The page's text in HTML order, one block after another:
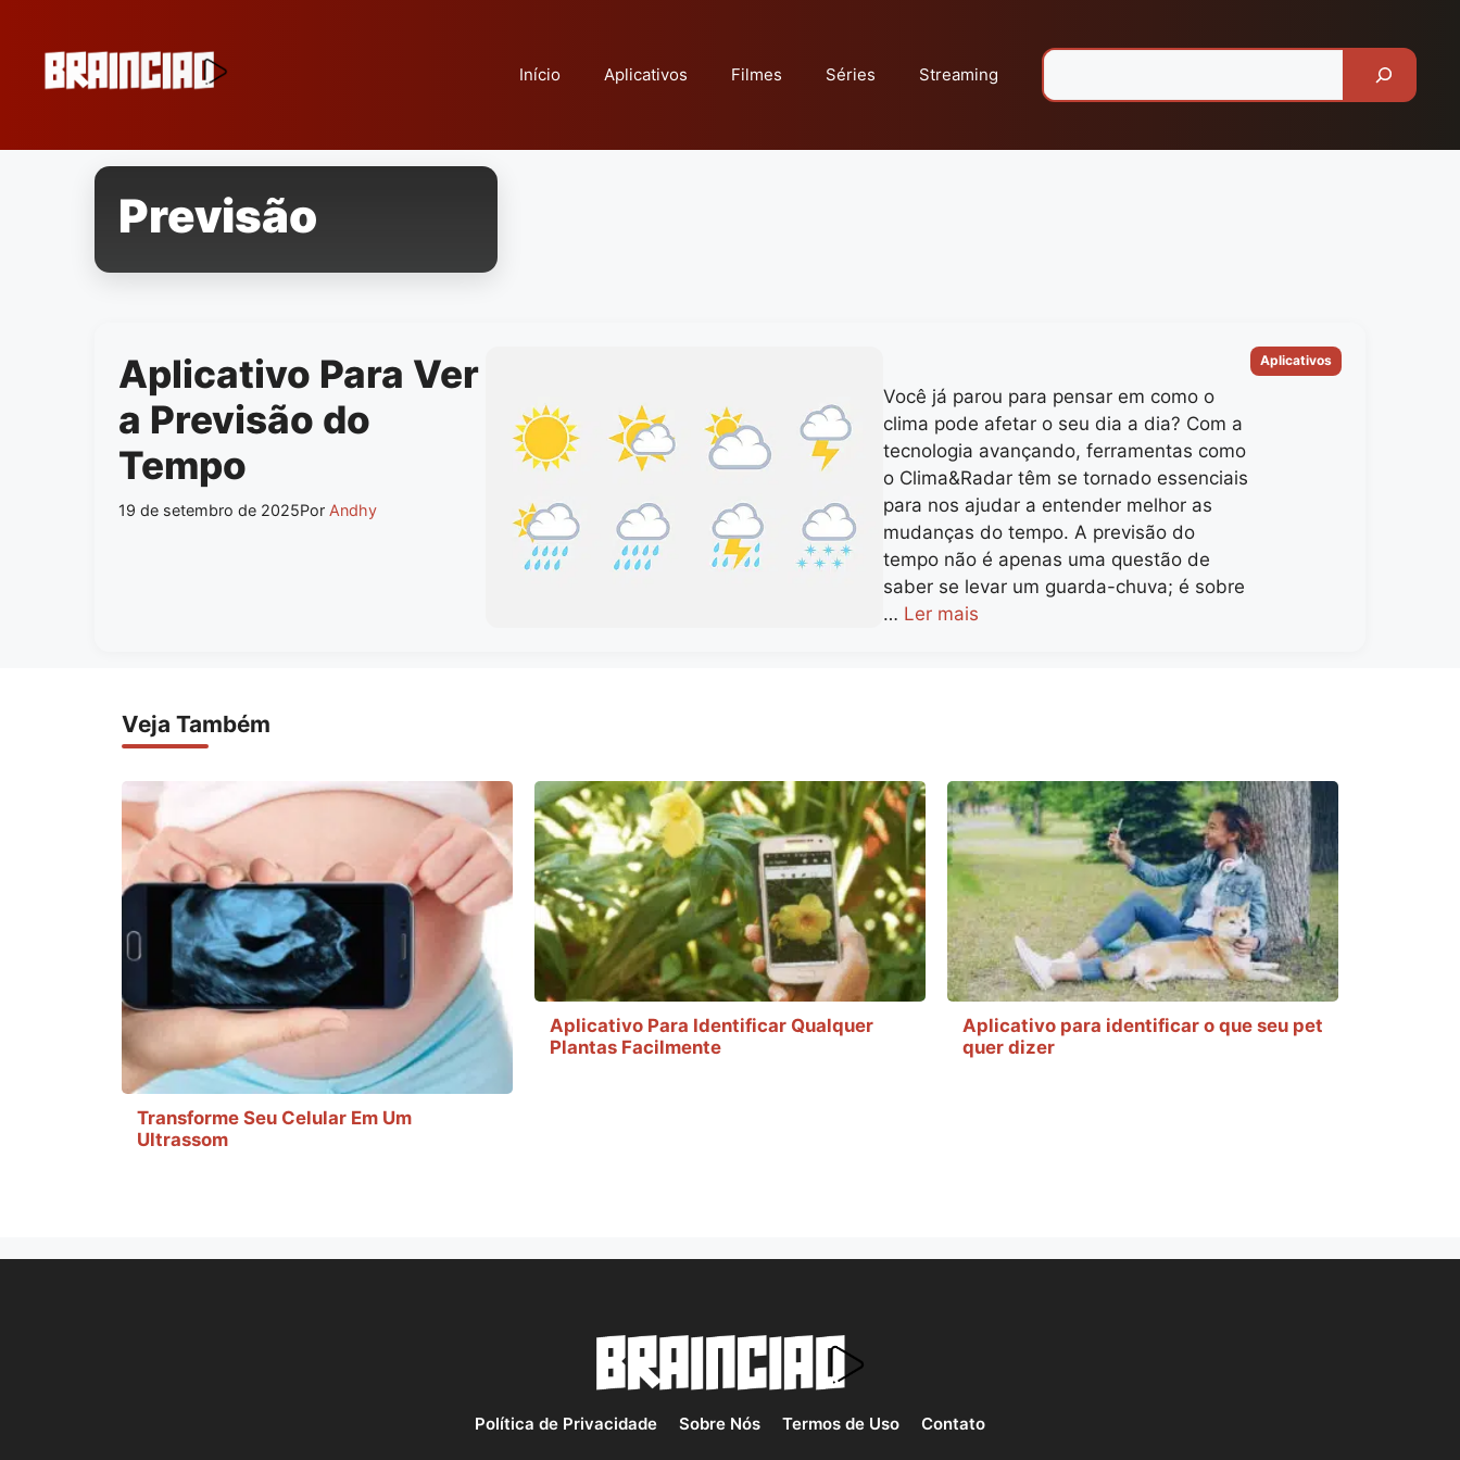
conteúdo
Início Aplicativos Filmes Séries Streaming
Previsão
Aplicativo Para Ver
a Previsão do
Tempo
19 de setembro de 2025Por Andhy
Você já parou para pensar em como o
clima pode afetar o seu dia a dia? Com a
tecnologia avançando, ferramentas como
o Clima&Radar têm se tornado essenciais
para nos ajudar a entender melhor as
mudanças do tempo. A previsão do
tempo não é apenas uma questão de
saber se levar um guarda-chuva; é sobre
… Ler mais
Categorias
Aplicativos
Veja Também
Transforme Seu Celular Em Um
Ultrassom
Aplicativo Para Identificar Qualquer
Plantas Facilmente
Aplicativo para identificar o que seu pet
quer dizer
Política de Privacidade Sobre Nós Termos de Uso Contato